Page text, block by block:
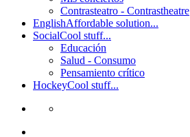
Contrasteatro - Contrastheatre
EnglishAffordable solution...
SocialCool stuff...
Educación
Salud - Consumo
Pensamiento crítico
HockeyCool stuff...